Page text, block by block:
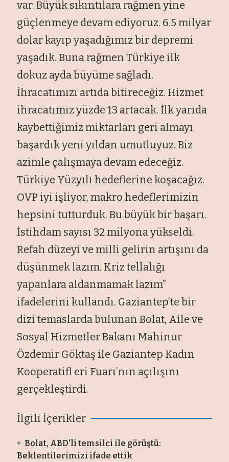
var. Büyük sıkıntılara rağmen yine
güçlenmeye devam ediyoruz. 6.5 milyar
dolar kayıp yaşadığımız bir depremi
yaşadık. Buna rağmen Türkiye ilk
dokuz ayda büyüme sağladı.
İhracatımızı artıda bitireceğiz. Hizmet
ihracatımız yüzde 13 artacak. İlk yarıda
kaybettiğimiz miktarları geri almayı
başardık yeni yıldan umutluyuz. Biz
azimle çalışmaya devam edeceğiz.
Türkiye Yüzyılı hedeflerine koşacağız.
OVP iyi işliyor, makro hedeflerimizin
hepsini tutturduk. Bu büyük bir başarı.
İstihdam sayısı 32 milyona yükseldi.
Refah düzeyi ve milli gelirin artışını da
düşünmek lazım. Kriz tellalığı
yapanlara aldanmamak lazım”
ifadelerini kullandı. Gaziantep’te bir
dizi temaslarda bulunan Bolat, Aile ve
Sosyal Hizmetler Bakanı Mahinur
Özdemir Göktaş ile Gaziantep Kadın
Kooperatifl eri Fuarı’nın açılışını
gerçekleştirdi.
İlgili İçerikler
Bolat, ABD'li temsilci ile görüştü:
Beklentilerimizi ifade ettik